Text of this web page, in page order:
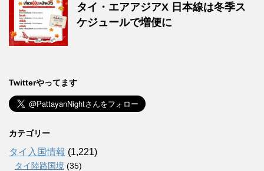
タイ・エアアジアX 日本線は冬季ス
ケジュールで増便に
Twitterやってます
カテゴリー
タイ入国情報 (1,221)
タイ陸路国境 (35)